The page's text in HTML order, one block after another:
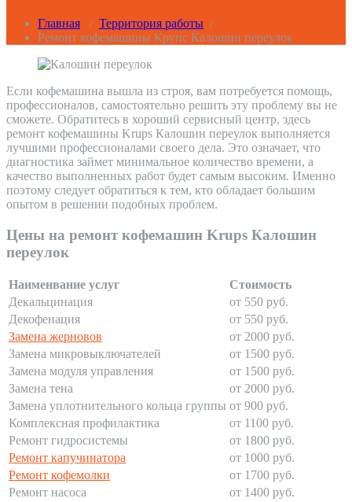
Главная / Территория работы /
Ремонт кофемашины Крупс Калошин переулок
Если кофемашина вышла из строя, вам потребуется помощь,
профессионалов, самостоятельно решить эту проблему вы не
сможете. Обратитесь в хороший сервисный центр, здесь
ремонт кофемашины Krups Калошин переулок выполняется
лучшими профессионалами своего дела. Это означает, что
диагностика займет минимальное количество времени, а
качество выполненных работ будет самым высоким. Именно
поэтому следует обратиться к тем, кто обладает большим
опытом в решении подобных проблем.
Цены на ремонт кофемашин Krups Калошин
переулок
Наименвание услуг
Стоимость
Декальцинация
от 550 руб.
Декофенация
от 550 руб.
Замена жерновов
от 2000 руб.
Замена микровыключателей
от 1500 руб.
Замена модуля управления
от 1500 руб.
Замена тена
от 2000 руб.
Замена уплотнительного кольца группы от 900 руб.
Комплексная профилактика
от 1100 руб.
Ремонт гидросистемы
от 1800 руб.
Ремонт капучинатора
от 1000 руб.
Ремонт кофемолки
от 1700 руб.
Ремонт насоса
от 1400 руб.